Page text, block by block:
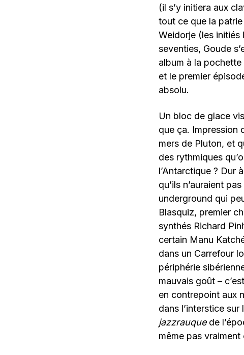
(il s’y initiera aux
tout ce que la
Weidorje (les initiés
seventies, Goude
album à la
et le premier
absolu.
Un bloc de glace
que ça. Impression
mers de Pluton, et
des rythmiques
l’Antarctique ? Dur
qu’ils n’auraient
underground qui
Blasquiz, premier
synthés Richard
certain Manu
dans un Carrefour
périphérie
mauvais goût –
en contrepoint aux
dans l’interstice
jazzrauquede
même pas